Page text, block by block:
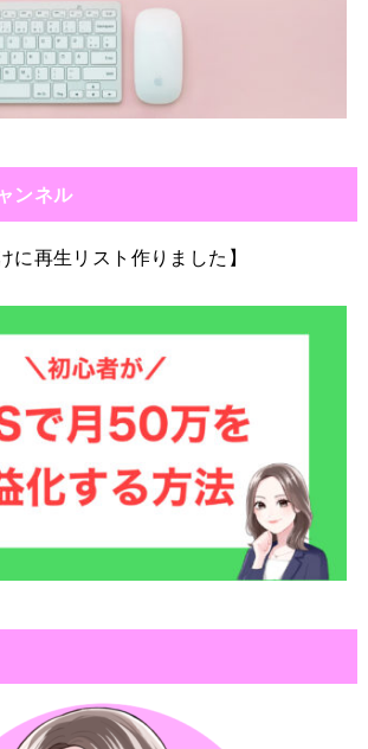
ンネル
に再生リスト作りました】